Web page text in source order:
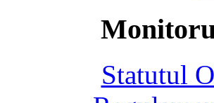
Statutul